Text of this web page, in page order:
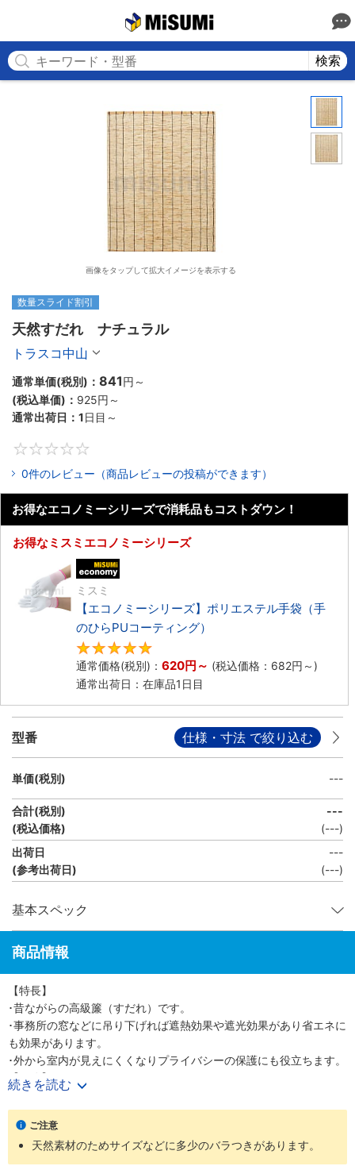
検索
画像をタップして拡大イメージを表示する
数量スライド割引
天然すだれ　ナチュラル
トラスコ中山
通常単価(税別)： 841円 ～
(税込単価)： 925円 ～
通常出荷日： 1日目～
0件のレビュー（商品レビューの投稿ができます）
お得なエコノミーシリーズで消耗品もコストダウン！
お得なミスミエコノミーシリーズ
ミスミ
【エコノミーシリーズ】ポリエステル手袋（手
のひらPUコーティング）
通常価格(税別)： 620円 ～ (税込価格： 682円 ～)
通常出荷日：在庫品1日目
型番 仕様・寸法 で絞り込む
単価(税別) ---
合計(税別)
(税込価格)
---
(---)
出荷日
(参考出荷日)
---
(---)
基本スペック
商品情報
【特長】
･昔ながらの高級簾（すだれ）です。
･事務所の窓などに吊り下げれば遮熱効果や遮光効果があり省エネに
も効果があります。
･外から室内が見えにくくなりプライバシーの保護にも役立ちます。
【用途】
･工場や事務所での遮光・遮熱に。
【材質】
･天然葦
･竹
続きを読む
ご注意
天然素材のためサイズなどに多少のバラつきがあります。